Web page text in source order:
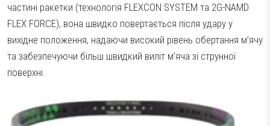
частині ракетки (технологія FLEXCON SYSTEM та 2G-NAMD
FLEX FORCE), вона швидко повертається після удару у
вихідне положення, надаючи високий рівень обертання м’ячу
та забезпечуючи більш швидкий виліт м’яча зі струнної
поверхні.